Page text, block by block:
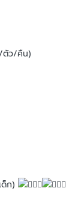
ตัว/คืน)
ด็ก)